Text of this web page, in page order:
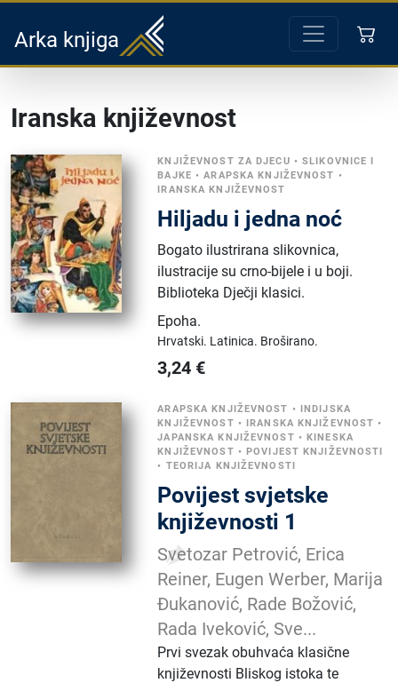
Arka knjiga
Iranska književnost
KNJIŽEVNOST ZA DJECU •SLIKOVNICE I
BAJKE •ARAPSKA KNJIŽEVNOST •
IRANSKA KNJIŽEVNOST
Hiljadu i jedna noć
Bogato ilustrirana slikovnica,
ilustracije su crno-bijele i u boji.
Biblioteka Dječji klasici.
Epoha.
Hrvatski. Latinica. Broširano.
3,24 €
ARAPSKA KNJIŽEVNOST • INDIJSKA
KNJIŽEVNOST • IRANSKA KNJIŽEVNOST •
JAPANSKA KNJIŽEVNOST •KINESKA
KNJIŽEVNOST •POVIJEST KNJIŽEVNOSTI
• TEORIJA KNJIŽEVNOSTI
Povijest svjetske
književnosti 1
Svetozar Petrović, Erica
Reiner, Eugen Werber, Marija
Đukanović, Rade Božović,
Rada Iveković, Sve...
Prvi svezak obuhvaća klasične
književnosti Bliskog istoka te